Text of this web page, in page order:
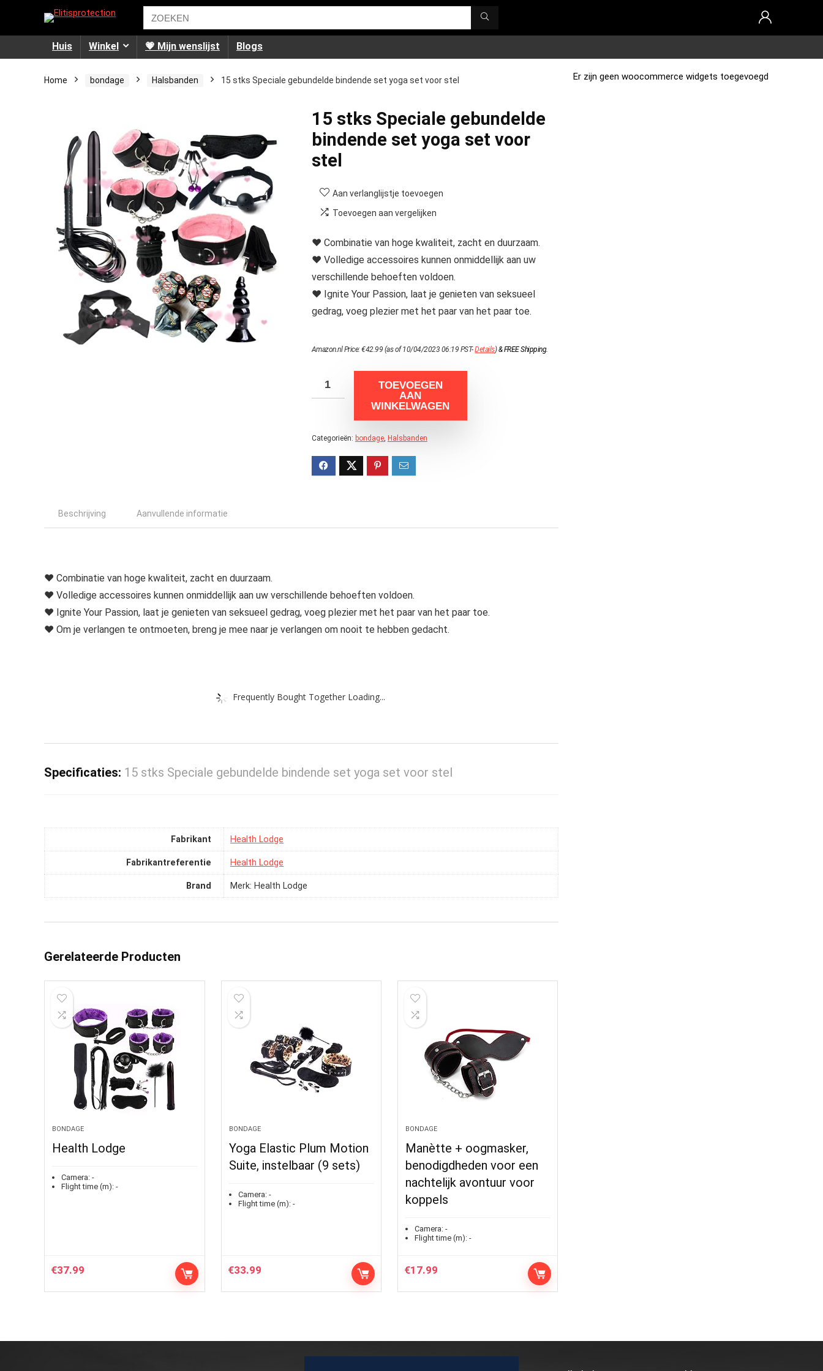
Huis Winkel 💗 Mijn wenslijst Blogs
Home bondage Halsbanden 15 stks Speciale gebundelde bindende set yoga set voor stel
15 stks Speciale gebundelde
bindende set yoga set voor
stel
Aan verlanglijstje toevoegen
Toevoegen aan vergelijken
♥ Combinatie van hoge kwaliteit, zacht en duurzaam.
♥ Volledige accessoires kunnen onmiddellijk aan uw
verschillende behoeften voldoen.
♥ Ignite Your Passion, laat je genieten van seksueel
gedrag, voeg plezier met het paar van het paar toe.
Amazon.nl Price:€42.99 (as of 10/04/2023 06:19 PST-Details)&FREE Shipping.
TOEVOEGEN
AAN
WINKELWAGEN
Categorieën: bondage, Halsbanden
Beschrijving Aanvullende informatie
♥ Combinatie van hoge kwaliteit, zacht en duurzaam.
♥ Volledige accessoires kunnen onmiddellijk aan uw verschillende behoeften voldoen.
♥ Ignite Your Passion, laat je genieten van seksueel gedrag, voeg plezier met het paar van het paar toe.
♥ Om je verlangen te ontmoeten, breng je mee naar je verlangen om nooit te hebben gedacht.
Frequently Bought Together Loading...
Specificaties: 15 stks Speciale gebundelde bindende set yoga set voor stel
Fabrikant ‎Health Lodge
Fabrikantreferentie ‎Health Lodge
Brand Merk: Health Lodge
Gerelateerde Producten
BONDAGE
Health Lodge
Camera: -
Flight time (m): -
€37.99
BONDAGE
Yoga Elastic Plum Motion
Suite, instelbaar (9 sets)
Camera:-
Flight time (m):-
€33.99
BONDAGE
Manètte + oogmasker,
benodigdheden voor een
nachtelijk avontuur voor
koppels
Camera: -
Flight time (m): -
€17.99
Er zijn geen woocommerce widgets toegevoegd